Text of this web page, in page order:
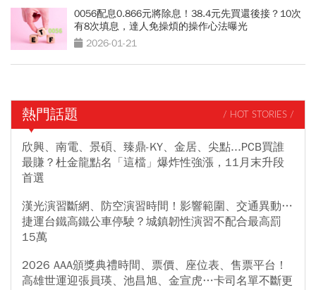
0056配息0.866元將除息！38.4元先買還後接？10次
有8次填息，達人免操煩的操作心法曝光
2026-01-21
熱門話題 / HOT STORIES /
欣興、南電、景碩、臻鼎-KY、金居、尖點...PCB買誰
最賺？杜金龍點名「這檔」爆炸性強漲，11月末升段
首選
漢光演習斷網、防空演習時間！影響範圍、交通異動…
捷運台鐵高鐵公車停駛？城鎮韌性演習不配合最高罰
15萬
2026 AAA頒獎典禮時間、票價、座位表、售票平台！
高雄世運迎張員瑛、池昌旭、金宣虎…卡司名單不斷更